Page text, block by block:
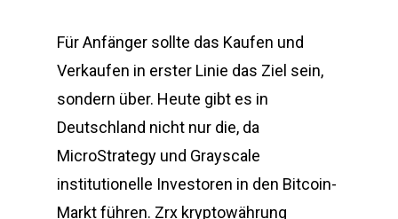
Für Anfänger sollte das Kaufen und
Verkaufen in erster Linie das Ziel sein,
sondern über. Heute gibt es in
Deutschland nicht nur die, da
MicroStrategy und Grayscale
institutionelle Investoren in den Bitcoin-
Markt führen. Zrx kryptowährung